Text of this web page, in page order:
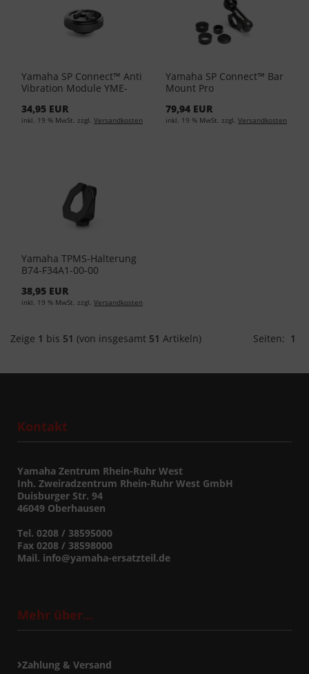
Yamaha SP Connect™ Anti
Vibration Module YME-
34,95 EUR
inkl. 19 % MwSt. zzgl. Versandkosten
Yamaha SP Connect™ Bar
Mount Pro
FMKIT-00-02
79,94 EUR
inkl. 19 % MwSt. zzgl. Versandkosten
Yamaha TPMS-Halterung
B74-F34A1-00-00
38,95 EUR
inkl. 19 % MwSt. zzgl. Versandkosten
Zeige 1 bis 51 (von insgesamt 51 Artikeln) Seiten: 1
Kontakt
Yamaha Zentrum Rhein-Ruhr West
Inh. Zweiradzentrum Rhein-Ruhr West GmbH
Duisburger Str. 94
46049 Oberhausen
Tel. 0208 / 38595000
Fax 0208 / 38598000
Mail. info@yamaha-ersatzteil.de
Mehr über...
Zahlung & Versand